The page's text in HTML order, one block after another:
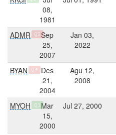
08,
1981
ADMR Q3 Sep
25,
2007
Jan 03,
2022
BYAN Q4
Des
21,
2004
Agu 12,
2008
MYOH Q1 Mar
15,
2000
Jul 27, 2000